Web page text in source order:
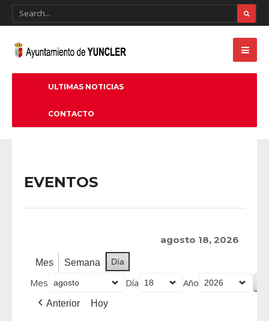
ULTIMAS NOTICIAS
CONTACTO
EVENTOS
agosto 18, 2026
Mes Semana Día
Mes Día Año
Anterior Hoy